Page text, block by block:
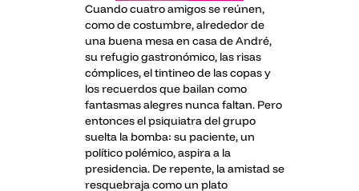
Cuando cuatro amigos se reúnen,
como de costumbre, alrededor de
una buena mesa en casa de André,
su refugio gastronómico, las risas
cómplices, el tintineo de las copas y
los recuerdos que bailan como
fantasmas alegres nunca faltan. Pero
entonces el psiquiatra del grupo
suelta la bomba: su paciente, un
político polémico, aspira a la
presidencia. De repente, la amistad se
resquebraja como un plato